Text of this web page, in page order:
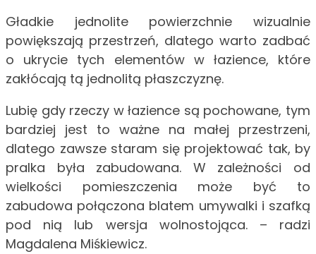
Gładkie jednolite powierzchnie wizualnie
powiększają przestrzeń, dlatego warto zadbać
o ukrycie tych elementów w łazience, które
zakłócają tą jednolitą płaszczyznę.
Lubię gdy rzeczy w łazience są pochowane, tym
bardziej jest to ważne na małej przestrzeni,
dlatego zawsze staram się projektować tak, by
pralka była zabudowana. W zależności od
wielkości pomieszczenia może być to
zabudowa połączona blatem umywalki i szafką
pod nią lub wersja wolnostojąca. – radzi
Magdalena Miśkiewicz.